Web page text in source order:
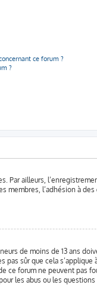
ce forum ?
?
Par ailleurs,
membres, l’adhésion à des
de moins de 13 ans
sûr que cela s’applique
ce forum ne peuvent pas
les abus ou les